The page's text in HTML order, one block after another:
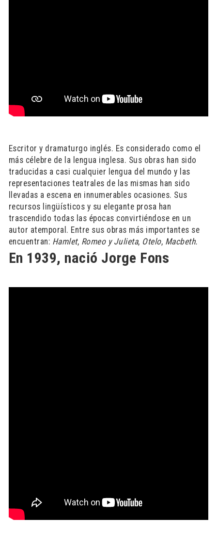
Escritor y dramaturgo inglés. Es considerado como el
más célebre de la lengua inglesa. Sus obras han sido
traducidas a casi cualquier lengua del mundo y las
representaciones teatrales de las mismas han sido
llevadas a escena en innumerables ocasiones. Sus
recursos lingüísticos y su elegante prosa han
trascendido todas las épocas convirtiéndose en un
autor atemporal. Entre sus obras más importantes se
encuentran: Hamlet, Romeo y Julieta, Otelo, Macbeth.
En 1939, nació Jorge Fons